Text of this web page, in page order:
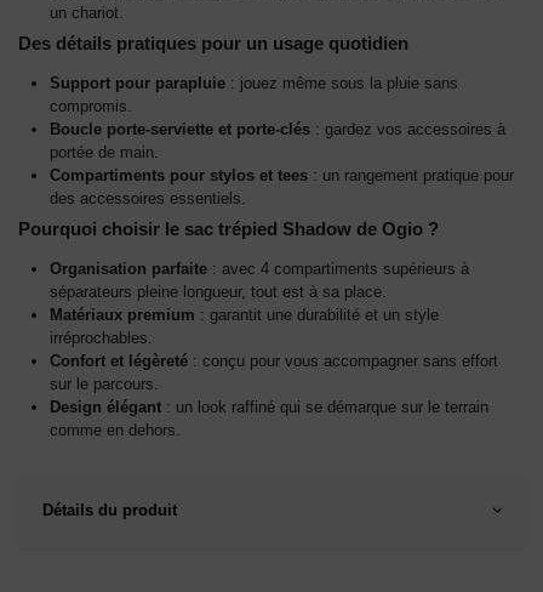
un chariot.
Des détails pratiques pour un usage quotidien
Support pour parapluie : jouez même sous la pluie sans
compromis.
Boucle porte-serviette et porte-clés : gardez vos accessoires à
portée de main.
Compartiments pour stylos et tees : un rangement pratique pour
des accessoires essentiels.
Pourquoi choisir le sac trépied Shadow de Ogio ?
Organisation parfaite : avec 4 compartiments supérieurs à
séparateurs pleine longueur, tout est à sa place.
Matériaux premium : garantit une durabilité et un style
irréprochables.
Confort et légèreté : conçu pour vous accompagner sans effort
sur le parcours.
Design élégant : un look raffiné qui se démarque sur le terrain
comme en dehors.
Détails du produit